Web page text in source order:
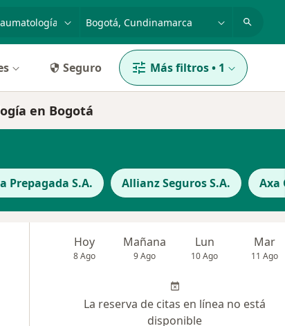
o nombre
p. ej. Bogotá
Seguro Más filtros• 1
en Bogotá
Prepagada S.A. Allianz Seguros S.A. Axa
Hoy
8 Ago
Mañana
9 Ago
Lun
10 Ago
Mar
11 Ago
La reserva de citas en línea no está
disponible